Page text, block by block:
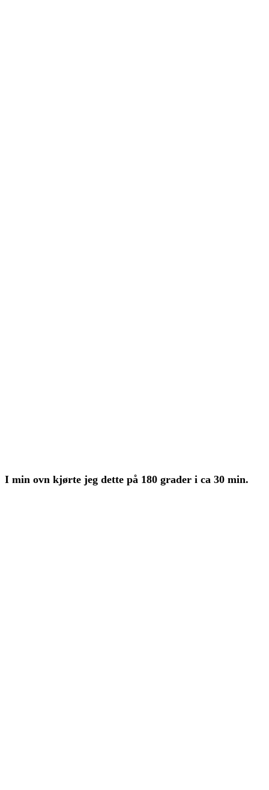
I min ovn kjørte jeg dette på 180 grader i ca 30 min.